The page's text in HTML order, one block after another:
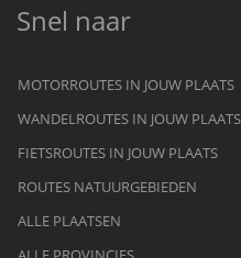
Snel naar
MOTORROUTES IN JOUW PLAATS
WANDELROUTES IN JOUW PLAATS
FIETSROUTES IN JOUW PLAATS
ROUTES NATUURGEBIEDEN
ALLE PLAATSEN